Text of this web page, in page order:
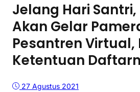
Jelang Hari
Akan Gelar
Pesantren Virtual,
Ketentuan
27 Agustus 2021